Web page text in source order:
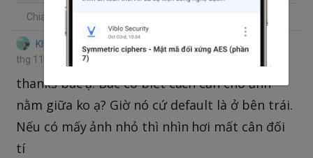
Chia sẻ
KIEU BAO DUY @kieubaoduy1412
thg 11 11, 2020 2:28 SA
thanks bác ạ. Bác có biết cách căn cho ảnh
nằm giữa ko ạ? Giờ nó cứ default là ở bên trái.
Nếu có mấy ảnh nhỏ thì nhìn hơi mất cân đối
tí